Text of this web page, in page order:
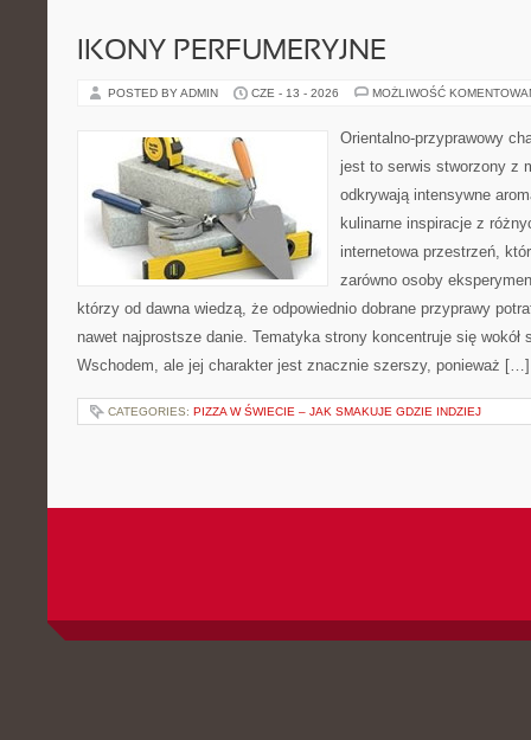
IKONY PERFUMERYJNE
POSTED BY ADMIN CZE - 13 - 2026 MOŻLIWOŚĆ
Orientalno-przyprawowy
jest to serwis stworzony z
odkrywają intensywne
kulinarne inspiracje z
internetowa przestrzeń,
zarówno osoby
którzy od dawna wiedzą, że odpowiednio dobrane przyprawy
nawet najprostsze danie. Tematyka strony koncentruje się wokół
Wschodem, ale jej charakter jest znacznie szerszy, ponieważ […]
CATEGORIES: PIZZA W ŚWIECIE – JAK SMAKUJE GDZIE INDZIEJ